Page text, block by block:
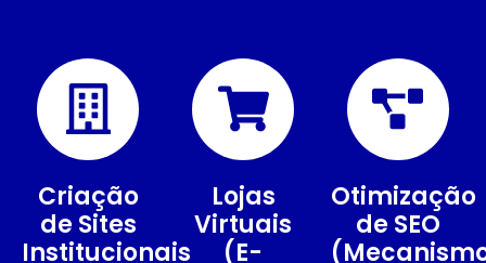
Criação
de Sites
Institucionais
Lojas
Virtuais
(E-
Otimização
de SEO